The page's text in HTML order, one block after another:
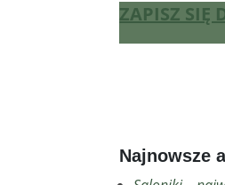
ZAPISZ SIĘ
Najnowsze